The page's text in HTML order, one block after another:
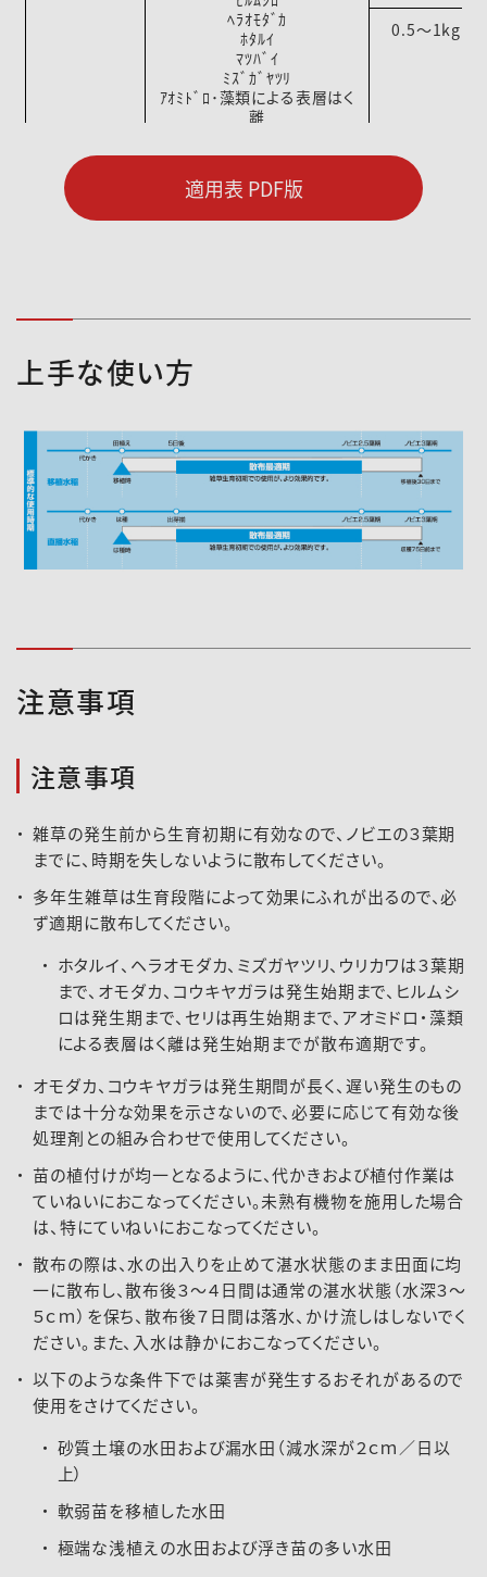
ﾍﾗｵﾓﾀﾞｶ
ﾎﾀﾙｲ
ﾏﾂﾊﾞｲ
ﾐｽﾞｶﾞﾔﾂﾘ
ｱｵﾐﾄﾞﾛ･藻類による表層はく
離
0.5～1kg/
適用表 PDF版
上手な使い方
注意事項
注意事項
雑草の発生前から生育初期に有効なので、ノビエの３葉期
までに、時期を失しないように散布してください。
多年生雑草は生育段階によって効果にふれが出るので、必
ず適期に散布してください。
ホタルイ、ヘラオモダカ、ミズガヤツリ、ウリカワは３葉期
まで、オモダカ、コウキヤガラは発生始期まで、ヒルムシ
ロは発生期まで、セリは再生始期まで、アオミドロ・藻類
による表層はく離は発生始期までが散布適期です。
オモダカ、コウキヤガラは発生期間が長く、遅い発生のもの
までは十分な効果を示さないので、必要に応じて有効な後
処理剤との組み合わせで使用してください。
苗の植付けが均一となるように、代かきおよび植付作業は
ていねいにおこなってください。未熟有機物を施用した場合
は、特にていねいにおこなってください。
散布の際は、水の出入りを止めて湛水状態のまま田面に均
一に散布し、散布後３～４日間は通常の湛水状態（水深３～
５ｃｍ）を保ち、散布後７日間は落水、かけ流しはしないでく
ださい。また、入水は静かにおこなってください。
以下のような条件下では薬害が発生するおそれがあるので
使用をさけてください。
砂質土壌の水田および漏水田（減水深が２ｃｍ／日以
上）
軟弱苗を移植した水田
極端な浅植えの水田および浮き苗の多い水田